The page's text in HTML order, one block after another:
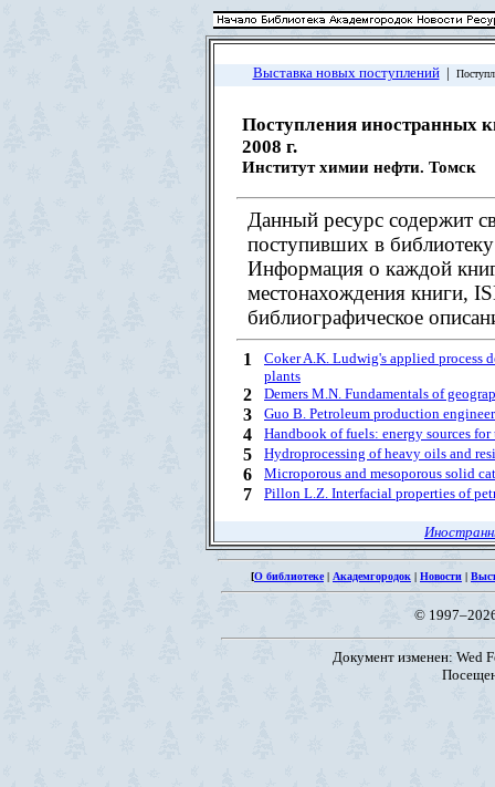
Выставка новых поступлений|
Поступления иностранных
2008 г.
Институт химии нефти. Томск
Данный ресурс содержит
поступивших в
Информация о каждой
местонахождения книги,
библиографическое
1
Coker A.K. Ludwig's applied process
plants
2 Demers M.N. Fundamentals of
3 Guo B. Petroleum production
4 Handbook of fuels: energy sources
5 Hydroprocessing of heavy oils and
6 Microporous and mesoporous solid
7 Pillon L.Z. Interfacial properties of
[О библиотеке| Академгородок | Новости |
©
Документ изменен: Wed